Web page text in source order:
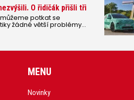
O řidičák přišli tři
potkat se
žádné větší problémy
MENU
Novinky